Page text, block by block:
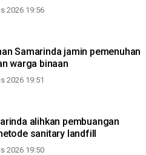
2026 19:56
Samarinda jamin pemenuhan
warga binaan
2026 19:51
alihkan pembuangan
sanitary landfill
2026 19:50